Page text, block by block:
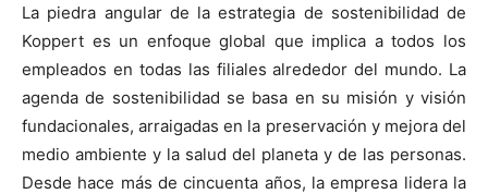
La piedra angular de la estrategia de sostenibilidad de
Koppert es un enfoque global que implica a todos los
empleados en todas las filiales alrededor del mundo. La
agenda de sostenibilidad se basa en su misión y visión
fundacionales, arraigadas en la preservación y mejora del
medio ambiente y la salud del planeta y de las personas.
Desde hace más de cincuenta años, la empresa lidera la